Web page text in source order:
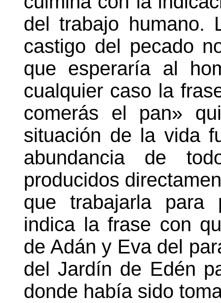
del trabajo humano.
castigo del pecado
que esperaría al
cualquier caso la
comerás el pan»
situación de la vida
abundancia de
producidos
que trabajarla para
indica la frase con
de Adán y Eva del
del Jardín de Edén
donde había sido